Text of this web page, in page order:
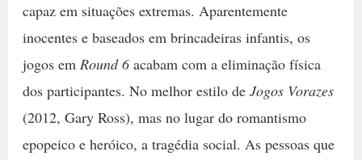
capaz em situações extremas. Aparentemente
inocentes e baseados em brincadeiras infantis, os
jogos em Round 6acabam com a eliminação física
dos participantes. No melhor estilo de Jogos Vorazes
(2012, Gary Ross), mas no lugar do romantismo
epopeico e heróico, a tragédia social. As pessoas que